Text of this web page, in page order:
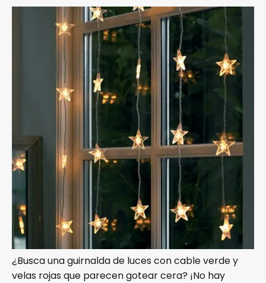
¿Busca una guirnalda de luces con cable verde y
velas rojas que parecen gotear cera? ¡No hay